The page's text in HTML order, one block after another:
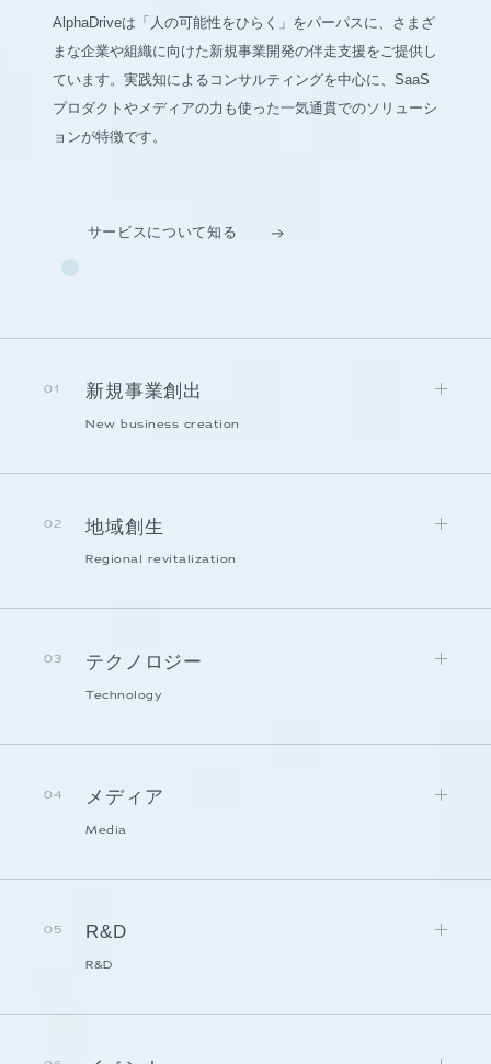
AlphaDriveは「人の可能性をひらく」をパーパスに、さまざ
まな企業や組織に向けた新規事業開発の伴走支援をご提供し
ています。実践知によるコンサルティングを中心に、SaaS
プロダクトやメディアの力も使った一気通貫でのソリューシ
ョンが特徴です。
サービスについて知る
01 新規事業創出
New business creation
02 地域創生
Regional revitalization
03 テクノロジー
Technology
04 メディア
Media
05 R&D
R&D